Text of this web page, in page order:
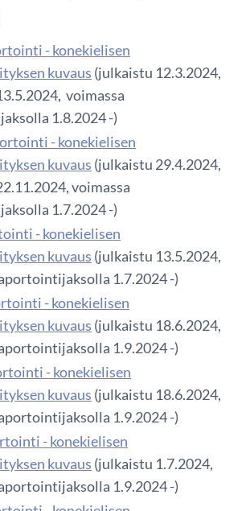
- konekielisen
kuvaus (julkaistu 12.3.2024,
voimassa
1.8.2024 -)
- konekielisen
kuvaus (julkaistu 29.4.2024,
voimassa
1.7.2024 -)
- konekielisen
kuvaus (julkaistu 13.5.2024,
1.7.2024 -)
- konekielisen
kuvaus (julkaistu 18.6.2024,
1.9.2024 -)
- konekielisen
kuvaus (julkaistu 18.6.2024,
1.9.2024 -)
- konekielisen
kuvaus (julkaistu 1.7.2024,
1.9.2024 -)